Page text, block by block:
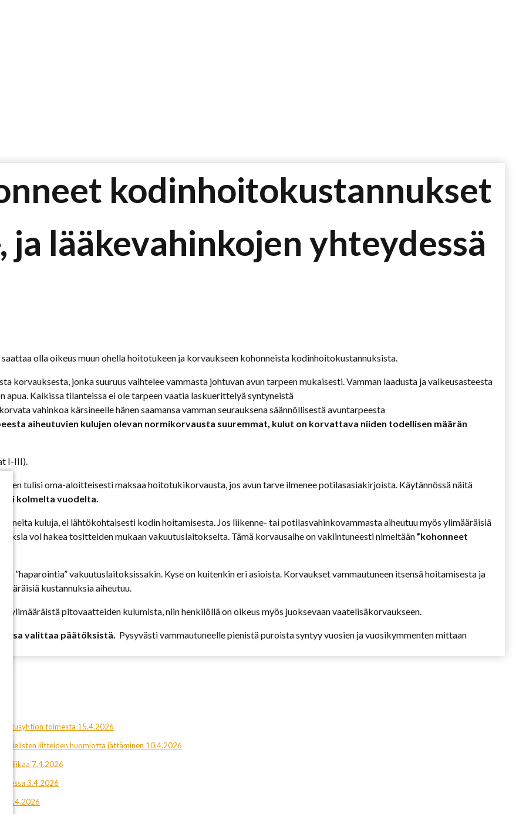
kodinhoitokustannukset
lääkevahinkojen yhteydessä
olla oikeus muun ohella hoitotukeen ja korvaukseen kohonneista kodinhoitokustannuksista.
korvauksesta, jonka suuruus vaihtelee vammasta johtuvan avun tarpeen mukaisesti. Vamman laadusta ja vaikeusasteesta
Kaikissa tilanteissa ei ole tarpeen vaatia laskuerittelyä syntyneistä
vahinkoa kärsineelle hänen saamansa vamman seurauksena säännöllisestä avuntarpeesta
aiheutuvien kulujen olevan normikorvausta suuremmat, kulut on korvattava niiden todellisen määrän
I-III).
tulisi oma-aloitteisesti maksaa hoitotukikorvausta, jos avun tarve ilmenee potilasasiakirjoista. Käytännössä näitä
kolmelta vuodelta.
kuluja, ei lähtökohtaisesti kodin hoitamisesta. Jos liikenne- tai potilasvahinkovammasta aiheutuu myös ylimääräisiä
voi hakea tositteiden mukaan vakuutuslaitokselta. Tämä korvausaihe on vakiintuneesti nimeltään”kohonneet
”haparointia” vakuutuslaitoksissakin. Kyse on kuitenkin eri asioista. Korvaukset vammautuneen itsensä hoitamisesta ja
kustannuksia aiheutuu.
ylimääräistä pitovaatteiden kulumista, niin henkilöllä on oikeus myös juoksevaan vaatelisäkorvaukseen.
valittaa päätöksistä.
Pysyvästi vammautuneelle pienistä puroista syntyy vuosien ja vuosikymmenten mittaan
toimesta 15.4.2026
liitteiden huomiotta jättäminen 10.4.2026
liikaa 7.4.2026
3.4.2026
1.4.2026